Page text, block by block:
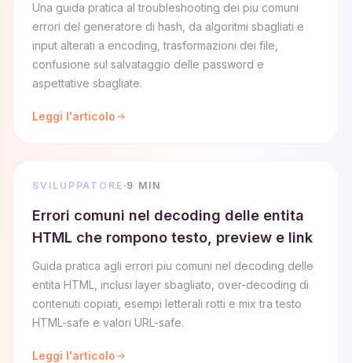
Una guida pratica al troubleshooting dei piu comuni
errori del generatore di hash, da algoritmi sbagliati e
input alterati a encoding, trasformazioni dei file,
confusione sul salvataggio delle password e
aspettative sbagliate.
Leggi l'articolo
SVILUPPATORE 9 MIN
Errori comuni nel decoding delle entita
HTML che rompono testo, preview e link
Guida pratica agli errori piu comuni nel decoding delle
entita HTML, inclusi layer sbagliato, over-decoding di
contenuti copiati, esempi letterali rotti e mix tra testo
HTML-safe e valori URL-safe.
Leggi l'articolo